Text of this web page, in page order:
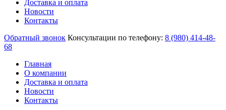
Доставка и оплата
Новости
Контакты
Обратный звонок Консультации по телефону: 8 (980) 414-48-
68
Главная
О компании
Доставка и оплата
Новости
Контакты